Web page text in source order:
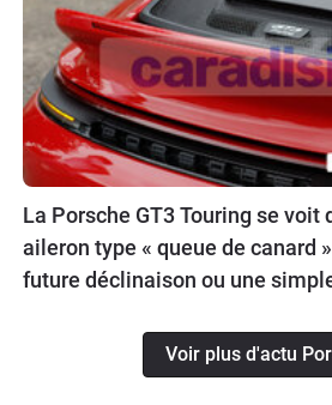
La Porsche GT3 Touring se voit
aileron type « queue de canard
future déclinaison ou une
Voir plus d'actu